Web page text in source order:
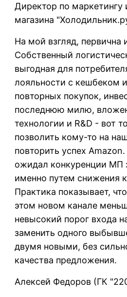
Директор по маркетингу
магазина
На мой взгляд, первична
Собственный
выгодная для
лояльности с кешбеком
повторных покупок,
последнюю милю,
технологии и R&D - вот
позволить кому-то на
повторить успех
ожидал конкуренции МП
именно путем снижения
Практика показывает,
этом новом канале
невысокий порог входа
заменить одного
двумя новыми, без
качества предложения.
Алексей Федоров (ГК